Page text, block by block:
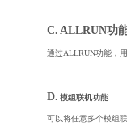
C. ALLRUN功
通过ALLRUN功能，
D. 模组联机功能
可以将任意多个模组